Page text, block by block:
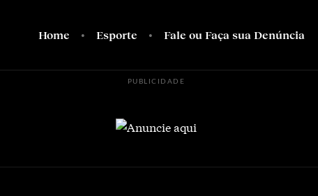
Home Esporte Fale ou Faça sua Denúncia
PUBLICIDADE